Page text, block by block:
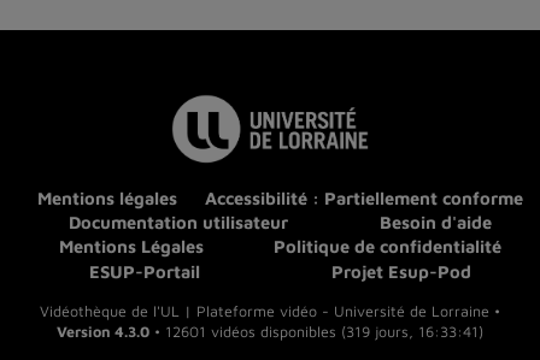
Mentions légales
Accessibilité : Partiellement conforme
Documentation utilisateur
Besoin d'aide
Mentions Légales
Politique de confidentialité
ESUP-Portail
Projet Esup-Pod
Vidéothèque de l'UL | Plateforme vidéo - Université de Lorraine •
Version 4.3.0 • 12601 vidéos disponibles (319 jours, 16:33:41)